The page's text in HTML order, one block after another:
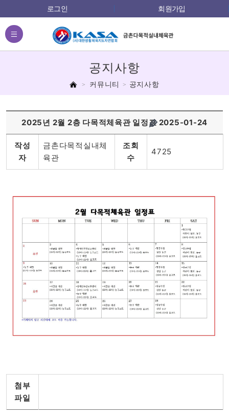
로그인 회원가입
전체메뉴
홈 커뮤니티 공지사항
공지사항
2025년 2월 2층 다목적체육관 일정표 2025-01-24
작성
자
금촌다목적실내체
육관
조회
수
4725
첨부
파일